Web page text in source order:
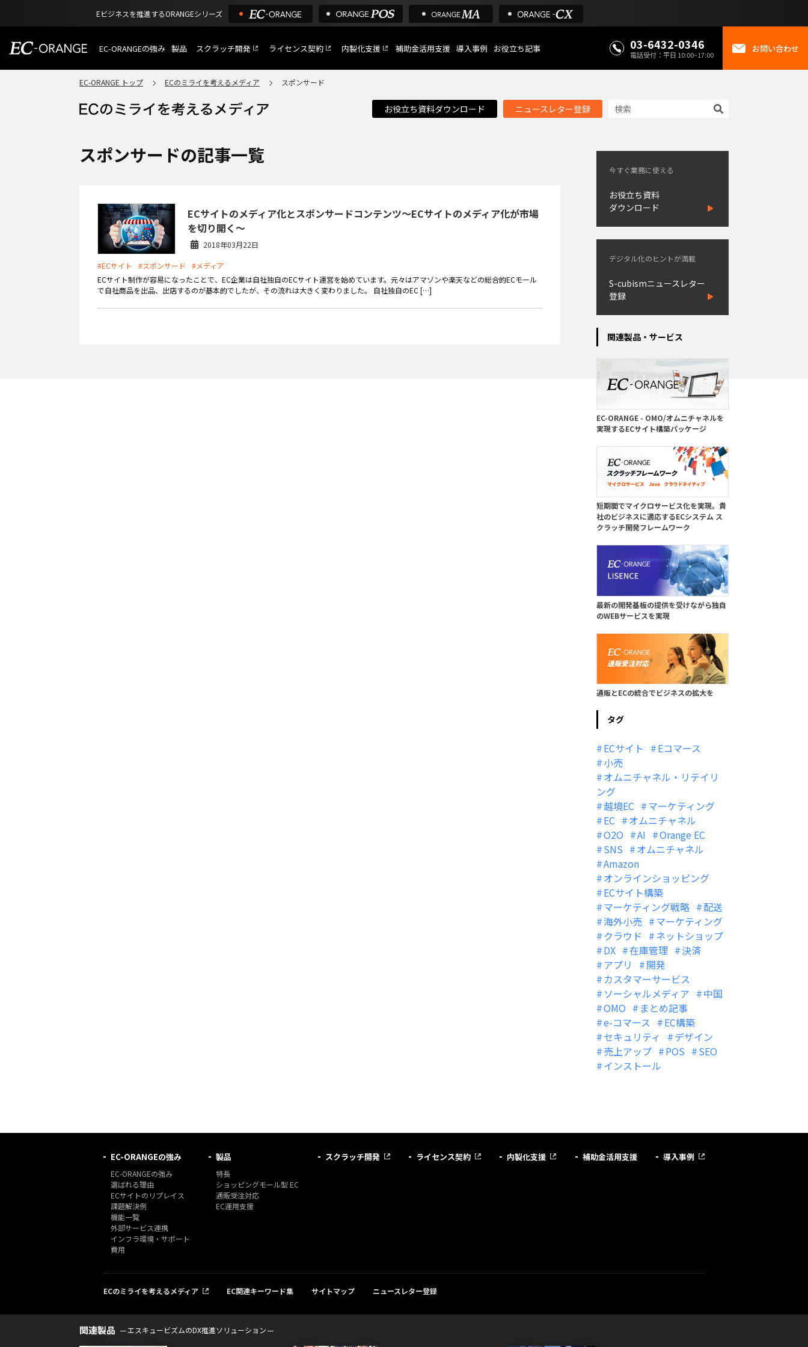
Eビジネスを推進するORANGEシリーズ
EC-ORANGEの強み
選ばれる理由
ECサイトのリプレイス
機能一覧
外部サービス連携
インフラ環境・サポート
製品
特長
ショッピングモール型 EC
通販受注対応
ECと通販の連動を可能に
スクラッチ開発 ライセンス契約 内製化支援 補助金活用支援 導入事例 お役立ち記事 03-6432-0346
電話受付：平日 10:00~17:00
お問い合わせ
EC-ORANGE トップ ECのミライを考えるメディア スポンサード
お役立ち資料ダウンロード ニュースレター登録
スポンサードの記事一覧
ECサイトのメディア化とスポンサードコンテンツ～ECサイトのメディア化が市場
を切り開く～
2018年03月22日
#ECサイト #スポンサード
#メディア
ECサイト制作が容易になったことで、EC企業は自社独自のECサイト運営を始めています。元々はアマゾンや楽天などの総合的ECモール
で自社商品を出品、出店するのが基本的でしたが、その流れは大きく変わりました。 自社独自のEC […]
今すぐ業務に使える
お役立ち資料
ダウンロード
デジタル化のヒントが満載
S-cubismニュースレター
登録
関連製品・サービス
EC-ORANGE - OMO/オムニチャネルを
実現するECサイト構築パッケージ
短期間でマイクロサービス化を実現。貴
社のビジネスに適応するECシステム ス
クラッチ開発フレームワーク
最新の開発基板の提供を受けながら独自
のWEBサービスを実現
通販とECの統合でビジネスの拡大を
タグ
ECサイト
Eコマース
小売
オムニチャネル・リテイリ
ング
越境EC
マーケティング
EC
オムニチャネル
O2O
AI
Orange EC
SNS
オムニチャネル
Amazon
オンラインショッピング
ECサイト構築
マーケティング戦略
配送
海外小売
マーケティング
クラウド
ネットショップ
DX
在庫管理
決済
アプリ
開発
カスタマーサービス
ソーシャルメディア
中国
OMO
まとめ記事
e-コマース
EC構築
セキュリティ
デザイン
売上アップ
POS
SEO
インストール
EC-ORANGEの強み
EC-ORANGEの強み
選ばれる理由
ECサイトのリプレイス
課題解決例
機能一覧
外部サービス連携
インフラ環境・サポート
費用
製品
特長
ショッピングモール型 EC
通販受注対応
EC運用支援
スクラッチ開発 ライセンス契約 内製化支援 補助金活用支援 導入事例
ECのミライを考えるメディア EC関連キーワード集 サイトマップ ニュースレター登録
関連製品 エスキュービズムのDX推進ソリューション